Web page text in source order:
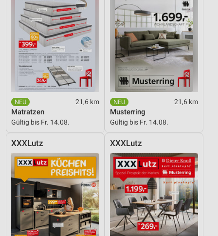
21,6 km
Matratzen
Gültig bis Fr. 14.08.
21,6 km
Musterring
Gültig bis Fr. 14.08.
XXXLutz XXXLutz